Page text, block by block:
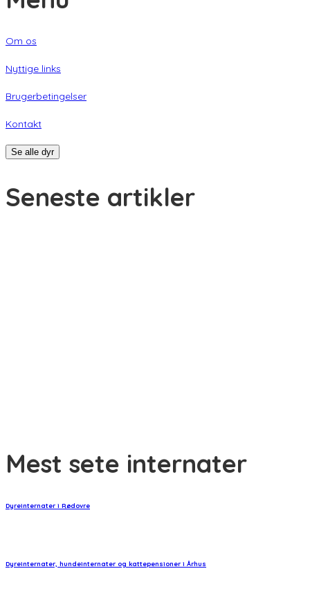
Om os
Nyttige links
Brugerbetingelser
Kontakt
Se alle dyr
Seneste artikler
Mest sete internater
Dyreinternater i Rødovre
Dyreinternater, hundeinternater og kattepensioner i Århus